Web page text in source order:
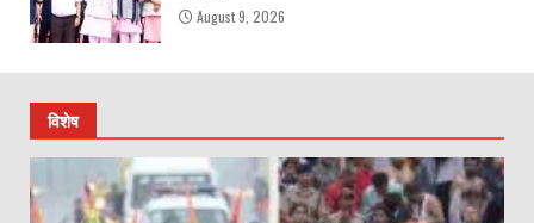
August 9, 2026
विशेष